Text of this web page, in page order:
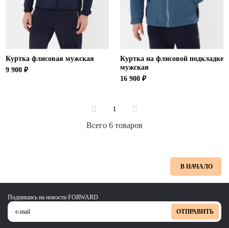
Куртка флисовая мужская
9 900 ₽
Куртка на флисовой подкладке
мужская
16 900 ₽
1
Всего 6 товаров
В НАЧАЛО
Подпишись на новости FORWARD
ОТПРАВИТЬ